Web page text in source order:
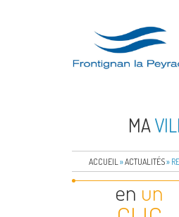
MA
ACCUEIL »ACTUALITÉS»
en un